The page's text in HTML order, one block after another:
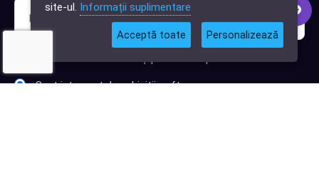
Sunt interesat de achiziții software
site-ul. Informații suplimentare
Acceptă toate Personalizează